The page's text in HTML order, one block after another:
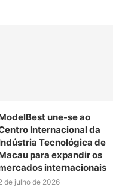
une-se ao
Internacional da
Tecnológica de
para expandir os
internacionais
de julho de 2026